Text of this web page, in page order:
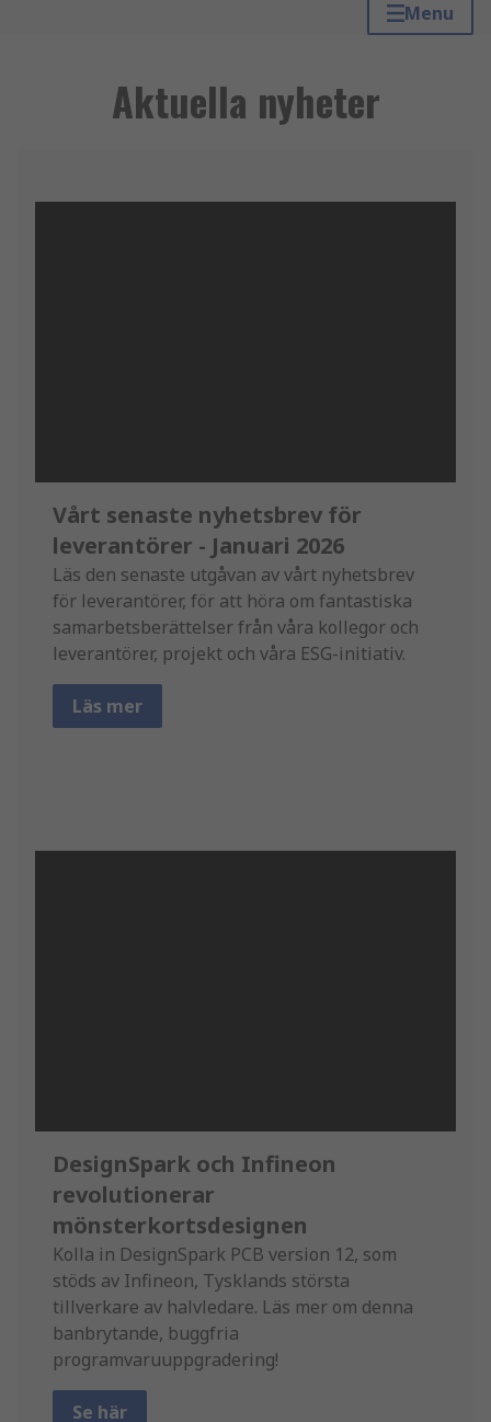
Menu
Aktuella nyheter
Vårt senaste nyhetsbrev för
leverantörer - Januari 2026
Läs den senaste utgåvan av vårt nyhetsbrev
för leverantörer, för att höra om fantastiska
samarbetsberättelser från våra kollegor och
leverantörer, projekt och våra ESG-initiativ.
Läs mer
DesignSpark och Infineon
revolutionerar
mönsterkortsdesignen
Kolla in DesignSpark PCB version 12, som
stöds av Infineon, Tysklands största
tillverkare av halvledare. Läs mer om denna
banbrytande, buggfria
programvaruuppgradering!
Se här